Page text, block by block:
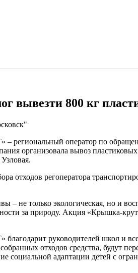
800 кг
оператор по
организовала вывоз
отходов регоператора
– не только экологическая, но и
за природу. Акция «Крышка-
руководителей школ и
отходов средства, будут
социальной адаптации детей с